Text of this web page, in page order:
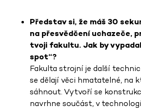
Představ si, že máš 30
na přesvědčení uchazeče,
tvoji fakultu. Jak by
spot“?
Fakulta strojní je další
se dělají věci hmatatelné, na
sáhnout. Vytvoří se
navrhne součást, v